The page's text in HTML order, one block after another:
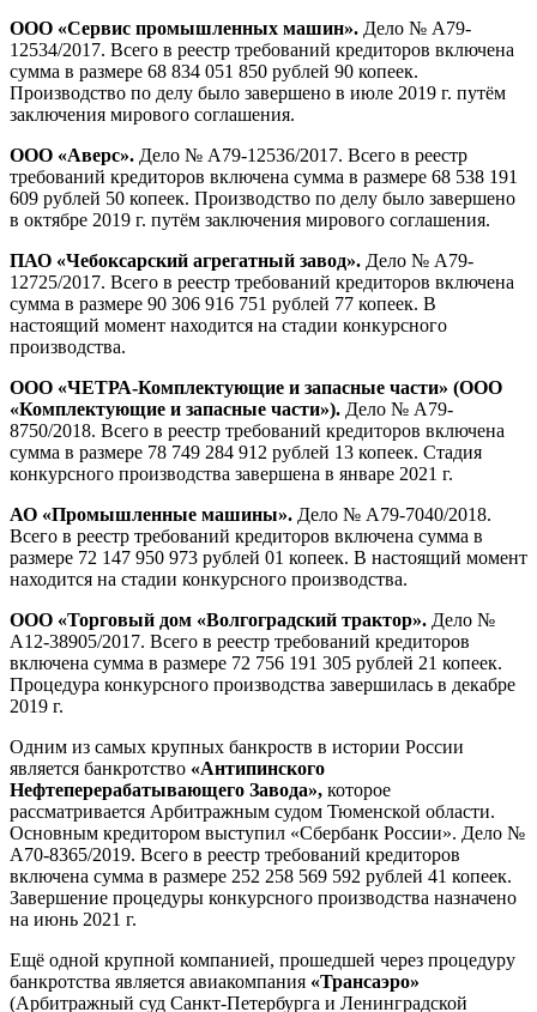
ООО «Сервис промышленных машин». Дело № А79-
12534/2017. Всего в реестр требований кредиторов включена
сумма в размере 68 834 051 850 рублей 90 копеек.
Производство по делу было завершено в июле 2019 г. путём
заключения мирового соглашения.
ООО «Аверс». Дело № А79-12536/2017. Всего в реестр
требований кредиторов включена сумма в размере 68 538 191
609 рублей 50 копеек. Производство по делу было завершено
в октябре 2019 г. путём заключения мирового соглашения.
ПАО «Чебоксарский агрегатный завод». Дело № А79-
12725/2017. Всего в реестр требований кредиторов включена
сумма в размере 90 306 916 751 рублей 77 копеек. В
настоящий момент находится на стадии конкурсного
производства.
ООО «ЧЕТРА-Комплектующие и запасные части» (ООО
«Комплектующие и запасные части»). Дело № А79-
8750/2018. Всего в реестр требований кредиторов включена
сумма в размере 78 749 284 912 рублей 13 копеек. Стадия
конкурсного производства завершена в январе 2021 г.
АО «Промышленные машины». Дело № А79-7040/2018.
Всего в реестр требований кредиторов включена сумма в
размере 72 147 950 973 рублей 01 копеек. В настоящий момент
находится на стадии конкурсного производства.
ООО «Торговый дом «Волгоградский трактор». Дело №
А12-38905/2017. Всего в реестр требований кредиторов
включена сумма в размере 72 756 191 305 рублей 21 копеек.
Процедура конкурсного производства завершилась в декабре
2019 г.
Одним из самых крупных банкроств в истории России
является банкротство «Антипинского
Нефтеперерабатывающего Завода», которое
рассматривается Арбитражным судом Тюменской области.
Основным кредитором выступил «Сбербанк России». Дело №
А70-8365/2019. Всего в реестр требований кредиторов
включена сумма в размере 252 258 569 592 рублей 41 копеек.
Завершение процедуры конкурсного производства назначено
на июнь 2021 г.
Ещё одной крупной компанией, прошедшей через процедуру
банкротства является авиакомпания «Трансаэро»
(Арбитражный суд Санкт-Петербурга и Ленинградской